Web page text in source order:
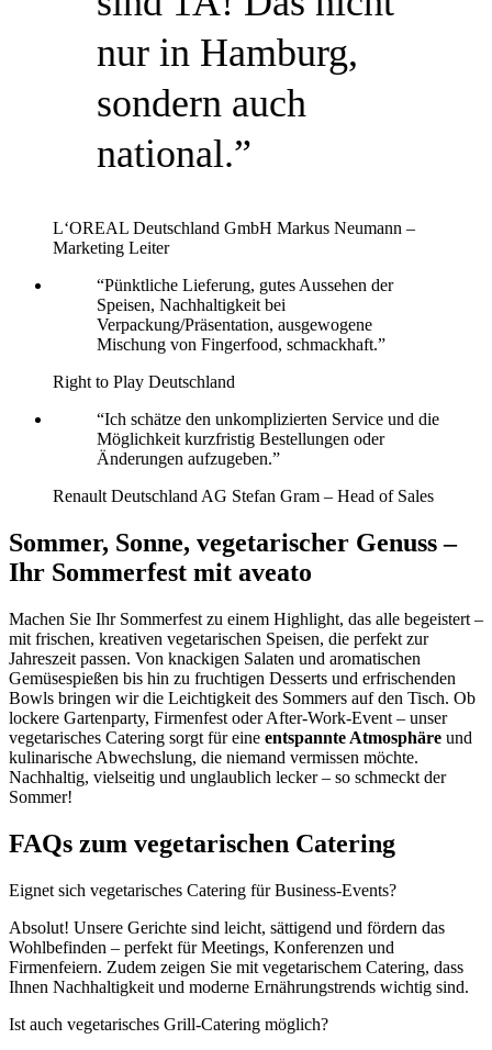
nur in Hamburg,
sondern auch
national.”
L‘OREAL Deutschland GmbH Markus Neumann –
Marketing Leiter
“Pünktliche Lieferung, gutes Aussehen der
Speisen, Nachhaltigkeit bei
Verpackung/Präsentation, ausgewogene
Mischung von Fingerfood, schmackhaft.”
Right to Play Deutschland
“Ich schätze den unkomplizierten Service und die
Möglichkeit kurzfristig Bestellungen oder
Änderungen aufzugeben.”
Renault Deutschland AG Stefan Gram – Head of Sales
Sommer, Sonne, vegetarischer Genuss –
Ihr Sommerfest mit aveato
Machen Sie Ihr Sommerfest zu einem Highlight, das alle begeistert –
mit frischen, kreativen vegetarischen Speisen, die perfekt zur
Jahreszeit passen. Von knackigen Salaten und aromatischen
Gemüsespießen bis hin zu fruchtigen Desserts und erfrischenden
Bowls bringen wir die Leichtigkeit des Sommers auf den Tisch. Ob
lockere Gartenparty, Firmenfest oder After-Work-Event – unser
vegetarisches Catering sorgt für eine entspannte Atmosphäre und
kulinarische Abwechslung, die niemand vermissen möchte.
Nachhaltig, vielseitig und unglaublich lecker – so schmeckt der
Sommer!
FAQs zum vegetarischen Catering
Eignet sich vegetarisches Catering für Business-Events?
Absolut! Unsere Gerichte sind leicht, sättigend und fördern das
Wohlbefinden – perfekt für Meetings, Konferenzen und
Firmenfeiern. Zudem zeigen Sie mit vegetarischem Catering, dass
Ihnen Nachhaltigkeit und moderne Ernährungstrends wichtig sind.
Ist auch vegetarisches Grill-Catering möglich?